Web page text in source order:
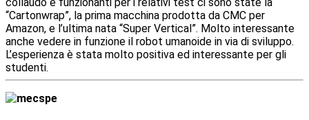
“Cartonwrap”, la prima macchina prodotta da CMC per
Amazon, e l’ultima nata “Super Vertical”. Molto interessante
anche vedere in funzione il robot umanoide in via di sviluppo.
L’esperienza è stata molto positiva ed interessante per gli
studenti.